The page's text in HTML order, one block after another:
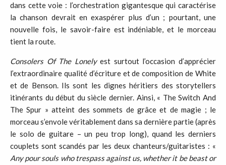
dans cette voie : l’orchestration gigantesque qui caractérise
la chanson devrait en exaspérer plus d’un ; pourtant, une
nouvelle fois, le savoir-faire est indéniable, et le morceau
tient la route.
Consolers Of The Lonelyest surtout l’occasion d’apprécier
l’extraordinaire qualité d’écriture et de composition de White
et de Benson. Ils sont les dignes héritiers des storytellers
itinérants du début du siècle dernier. Ainsi, « The Switch And
The Spur » atteint des sommets de grâce et de magie ; le
morceau s’envole véritablement dans sa dernière partie (après
le solo de guitare – un peu trop long), quand les derniers
couplets sont scandés par les deux chanteurs/guitaristes : «
Any pour souls who trespass against us, whether it be beast or